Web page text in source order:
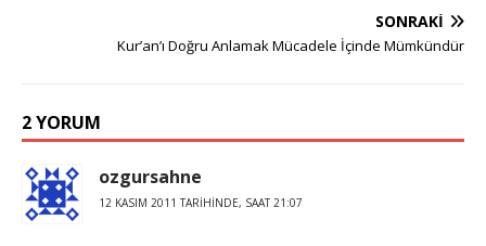
SONRAKI
Kur’an’ı Doğru Anlamak Mücadele İçinde Mümkündür
2 YORUM
ozgursahne
12 KASIM 2011 TARIHINDE, SAAT 21:07